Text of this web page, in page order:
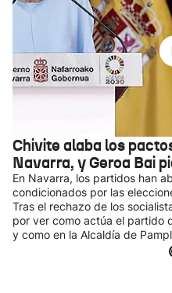
Chivite alaba los
Navarra, y Geroa Bai
En Navarra, los partidos han
condicionados por las
Tras el rechazo de los
por ver como actúa el partido
y como en la Alcaldía de